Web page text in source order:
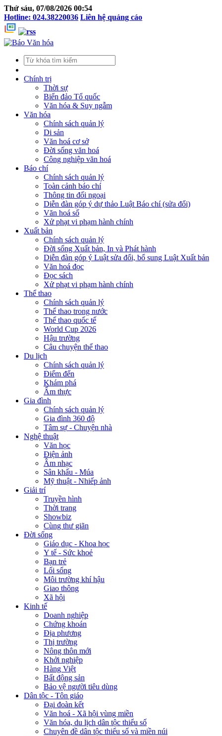
Thứ sáu, 07/08/2026 00:54
Hotline: 024.38220036 Liên hệ quảng cáo
Chính trị
Thời sự
Biển đảo Tổ quốc
Văn hóa & Suy ngẫm
Văn hóa
Chính sách quản lý
Di sản
Văn hoá cơ sở
Đời sống văn hoá
Công nghiệp văn hoá
Báo chí
Chính sách quản lý
Toàn cảnh báo chí
Thông tin đối ngoại
Diễn đàn góp ý dự thảo Luật Báo chí (sửa đổi)
Văn hoá số
Xử phạt vi phạm hành chính
Xuất bản
Chính sách quản lý
Đời sống Xuất bản, In và Phát hành
Diễn đàn góp ý Luật sửa đổi, bổ sung Luật Xuất bản
Văn hoá đọc
Đọc sách
Xử phạt vi phạm hành chính
Thể thao
Chính sách quản lý
Thể thao trong nước
Thể thao quốc tế
World Cup 2026
Hậu trường
Câu chuyện thể thao
Du lịch
Chính sách quản lý
Điểm đến
Khám phá
Ẩm thực
Gia đình
Chính sách quản lý
Gia đình 360 độ
Tâm sự - Chuyện nhà
Nghệ thuật
Văn học
Điện ảnh
Âm nhạc
Sân khấu - Múa
Mỹ thuật - Nhiếp ảnh
Giải trí
Truyền hình
Thời trang
Showbiz
Cùng thư giãn
Đời sống
Giáo dục - Khoa học
Y tế - Sức khoẻ
Bạn trẻ
Lối sống
Môi trường khí hậu
Giao thông
Xã hội
Kinh tế
Doanh nghiệp
Chứng khoán
Địa phương
Thị trường
Nông thôn mới
Khởi nghiệp
Hàng Việt
Bất động sản
Bảo vệ người tiêu dùng
Dân tộc - Tôn giáo
Đại đoàn kết
Văn hoá - Xã hội vùng miền
Văn hóa, du lịch dân tộc thiểu số
Chuyên đề dân tộc thiểu số và miền núi